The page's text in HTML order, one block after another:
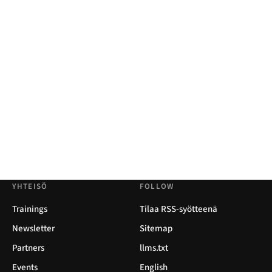
YHTEISÖ
Trainings
Newsletter
Partners
Events
FOLLOW
Tilaa RSS-syötteenä
Sitemap
llms.txt
English